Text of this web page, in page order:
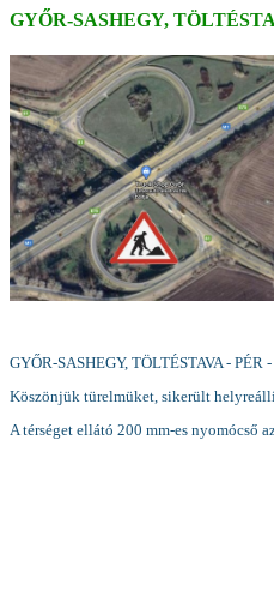
GYŐR-SASHEGY,
GYŐR-SASHEGY, TÖLTÉSTAVA -
Köszönjük türelmüket, sikerült
A térséget ellátó 200 mm-es nyomócső